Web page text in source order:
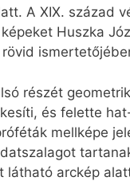
A XIX. század
Huszka
részét
és felette
mellképe
látható arckép